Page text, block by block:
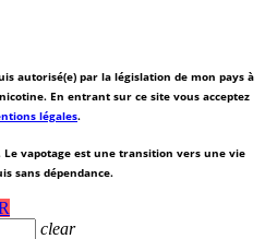
autorisé(e) par la législation de mon pays à
En entrant sur ce site vous acceptez
légales.
Le vapotage est une transition vers une vie
sans dépendance.
clear